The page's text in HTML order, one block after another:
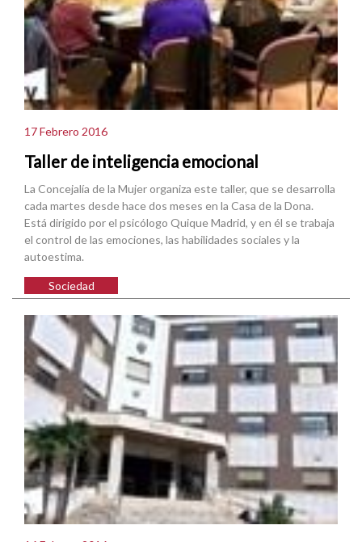
17 Febrero 2016
Taller de inteligencia emocional
La Concejalía de la Mujer organiza este taller, que se desarrolla
cada martes desde hace dos meses en la Casa de la Dona.
Está dirigido por el psicólogo Quique Madrid, y en él se trabaja
el control de las emociones, las habilidades sociales y la
autoestima.
Sociedad